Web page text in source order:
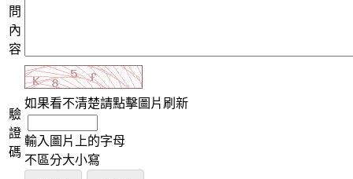
問
內
容
驗
證
碼
如果看不清楚請點擊圖片刷新
輸入圖片上的字母
不區分大小寫